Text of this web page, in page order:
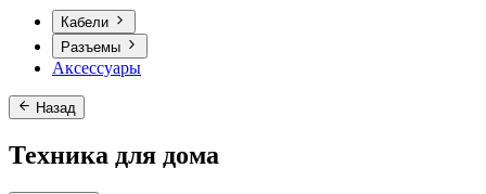
Кабели
Разъемы
Аксессуары
Назад
Техника для дома